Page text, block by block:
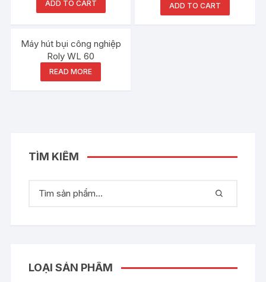
ADD TO CART ADD TO CART
Máy hút bụi công nghiệp
Roly WL 60
READ MORE
TÌM KIẾM
LOẠI SẢN PHẨM